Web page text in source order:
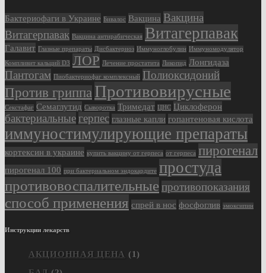
Бактериофаги в Украине Бивалос Вакцина Вакцина
Витагерпавак Вакцина антирабическая Витагерпавак
Галавит Глазные препараты Дисбактериоз Иммуноглобулин Иммуномодулятор
Компливит кальций D3 ЛОР Лечение простатита Ликопид Лонгидаза
Пантогам Пиобактериофаг комплексный Полиоксидоний
Против гриппа Противовирусные
Секстафаг Семаглутид Сыворотка Тримедат ЦНС Циклоферон
бактериальныегерпес глазные капли гопантеновая кислота
иммуностимулирующие препараты
кортексин в украине купить вакцину от герпеса от герпеса пирогенал
пирогенал 100 при бактериальном эндокардите простуда
противовоспалительные противопоказания
способ применения спрей в нос фосфоглив эмоксипин
Инструкции лекарств
АКЦИОННАЯ ЦЕНА (1)